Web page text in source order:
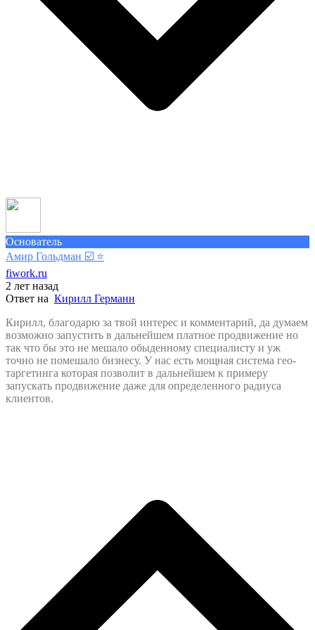
Основатель
Амир Гольдман ☑️ ⭐️
fiwork.ru
2 лет назад
Ответ на Кирилл Германн
Кирилл, благодарю за твой интерес и комментарий, да думаем
возможно запустить в дальнейшем платное продвижение но
так что бы это не мешало обыденному специалисту и уж
точно не помешало бизнесу. У нас есть мощная система гео-
таргетинга которая позволит в дальнейшем к примеру
запускать продвижение даже для определенного радиуса
клиентов.